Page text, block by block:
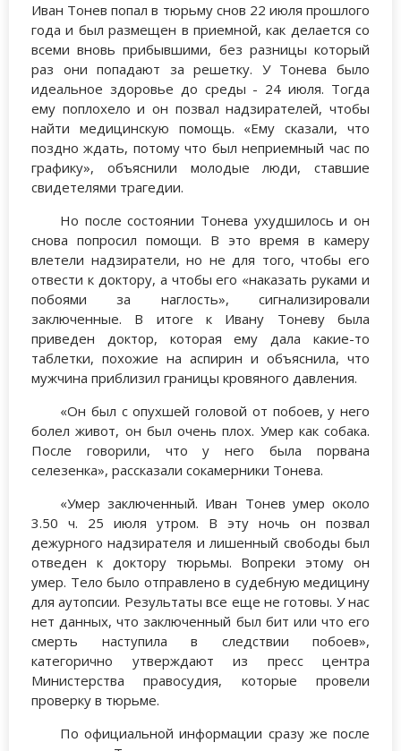
Иван Тонев попал в тюрьму снов 22 июля прошлого
года и был размещен в приемной, как делается со
всеми вновь прибывшими, без разницы который
раз они попадают за решетку. У Тонева было
идеальное здоровье до среды - 24 июля. Тогда
ему поплохело и он позвал надзирателей, чтобы
найти медицинскую помощь. «Ему сказали, что
поздно ждать, потому что был неприемный час по
графику», объяснили молодые люди, ставшие
свидетелями трагедии.
Но после состоянии Тонева ухудшилось и он
снова попросил помощи. В это время в камеру
влетели надзиратели, но не для того, чтобы его
отвести к доктору, а чтобы его «наказать руками и
побоями за наглость», сигнализировали
заключенные. В итоге к Ивану Тоневу была
приведен доктор, которая ему дала какие-то
таблетки, похожие на аспирин и объяснила, что
мужчина приблизил границы кровяного давления.
«Он был с опухшей головой от побоев, у него
болел живот, он был очень плох. Умер как собака.
После говорили, что у него была порвана
селезенка», рассказали сокамерники Тонева.
«Умер заключенный. Иван Тонев умер около
3.50 ч. 25 июля утром. В эту ночь он позвал
дежурного надзирателя и лишенный свободы был
отведен к доктору тюрьмы. Вопреки этому он
умер. Тело было отправлено в судебную медицину
для аутопсии. Результаты все еще не готовы. У нас
нет данных, что заключенный был бит или что его
смерть наступила в следствии побоев»,
категорично утверждают из пресс центра
Министерства правосудия, которые провели
проверку в тюрьме.
По официальной информации сразу же после